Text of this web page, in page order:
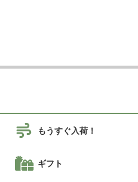
もうすぐ入荷！
ギフト